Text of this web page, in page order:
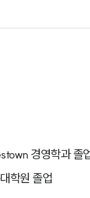
경영학과 졸
학원 졸업